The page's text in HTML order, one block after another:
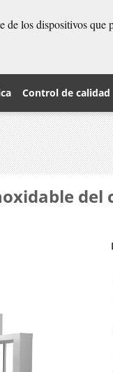
de los dispositivos que
Control de calidad